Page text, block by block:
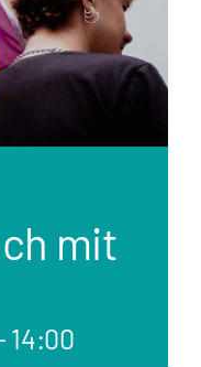
mit
14:00